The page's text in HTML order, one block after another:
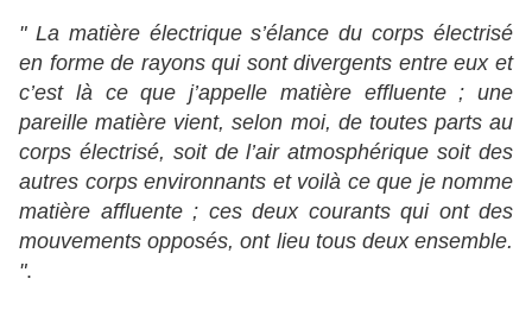
" La matière électrique s’élance du corps électrisé
en forme de rayons qui sont divergents entre eux et
c’est là ce que j’appelle matière effluente ; une
pareille matière vient, selon moi, de toutes parts au
corps électrisé, soit de l’air atmosphérique soit des
autres corps environnants et voilà ce que je nomme
matière affluente ; ces deux courants qui ont des
mouvements opposés, ont lieu tous deux ensemble.
".